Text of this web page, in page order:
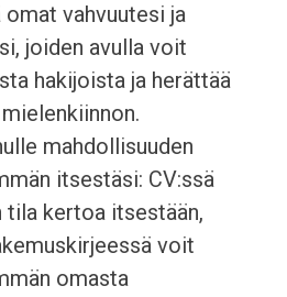
vahvuutesi ja
joiden avulla voit
hakijoista ja herättää
mahdollisuuden
itsestäsi: CV:ssä
tila kertoa itsestään,
voit
omasta